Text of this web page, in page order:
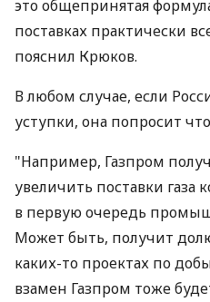
это общепринятая
поставках практически
пояснил Крюков.
В любом случае, если
уступки, она попросит
"Например, Газпром
увеличить поставки
в первую очередь
Может быть, получит
каких-то проектах по
взамен Газпром тоже